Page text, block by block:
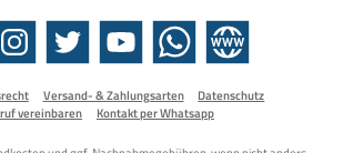
Twitter YouTube WhatsApp Website
Versand- & Zahlungsarten
Datenschutz
vereinbaren
Kontakt per Whatsapp